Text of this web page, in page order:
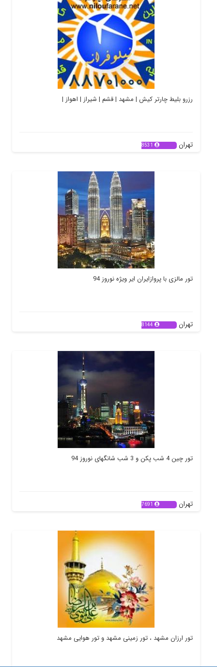
رزرو بلیط چارتر کیش | مشهد | قشم | شیراز | اهواز |
تهران 8531
تور مالزی با پروازایران ایر ویژه نوروز 94
تهران 8144
تور چین 4 شب پکن و 3 شب شانگهای نوروز 94
تهران 7691
تور ارزان مشهد ، تور زمینی مشهد و تور هوایی مشهد